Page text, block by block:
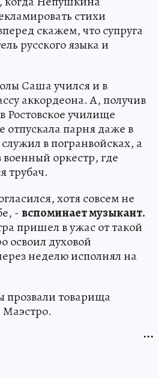
стихи
скажем, что супруга
русского языка и
Саша учился и в
аккордеона. А, получив
Ростовское училище
отпускала парня даже в
в погранвойсках, а
военный оркестр, где
трубач.
хотя совсем не
-вспоминает музыкант.
пришел в ужас от такой
освоил духовой
неделю исполнял на
прозвали товарища